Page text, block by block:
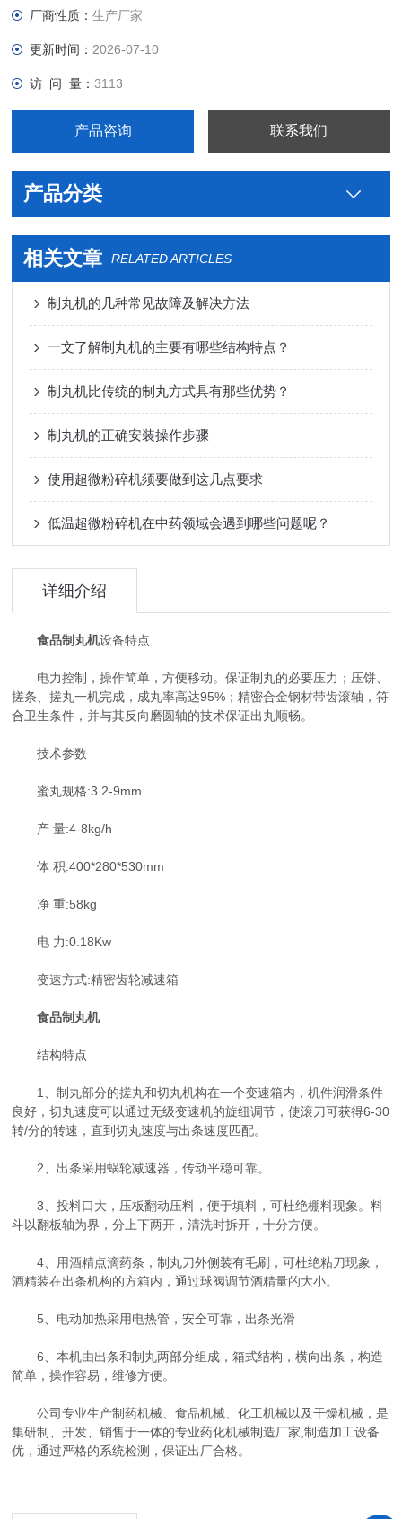
厂商性质：生产厂家
更新时间： 2026-07-10
访 问 量：3113
产品咨询 联系我们
产品分类
相关文章 RELATED ARTICLES
制丸机的几种常见故障及解决方法
一文了解制丸机的主要有哪些结构特点？
制丸机比传统的制丸方式具有那些优势？
制丸机的正确安装操作步骤
使用超微粉碎机须要做到这几点要求
低温超微粉碎机在中药领域会遇到哪些问题呢？
详细介绍
食品制丸机设备特点
电力控制，操作简单，方便移动。保证制丸的必要压力；压饼、
搓条、搓丸一机完成，成丸率高达95%；精密合金钢材带齿滚轴，符
合卫生条件，并与其反向磨圆轴的技术保证出丸顺畅。
技术参数
蜜丸规格:3.2-9mm
产 量:4-8kg/h
体 积:400*280*530mm
净 重:58kg
电 力:0.18Kw
变速方式:精密齿轮减速箱
食品制丸机
结构特点
1、制丸部分的搓丸和切丸机构在一个变速箱内，机件润滑条件
良好，切丸速度可以通过无级变速机的旋纽调节，使滚刀可获得6-30
转/分的转速，直到切丸速度与出条速度匹配。
2、出条采用蜗轮减速器，传动平稳可靠。
3、投料口大，压板翻动压料，便于填料，可杜绝棚料现象。料
斗以翻板轴为界，分上下两开，清洗时拆开，十分方便。
4、用酒精点滴药条，制丸刀外侧装有毛刷，可杜绝粘刀现象，
酒精装在出条机构的方箱内，通过球阀调节酒精量的大小。
5、电动加热采用电热管，安全可靠，出条光滑
6、本机由出条和制丸两部分组成，箱式结构，横向出条，构造
简单，操作容易，维修方便。
公司专业生产制药机械、食品机械、化工机械以及干燥机械，是
集研制、开发、销售于一体的专业药化机械制造厂家,制造加工设备
优，通过严格的系统检测，保证出厂合格。